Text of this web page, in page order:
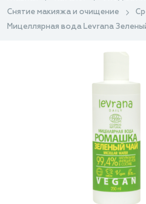
Снятие макияжа и очищение
Мицеллярная вода Levrana